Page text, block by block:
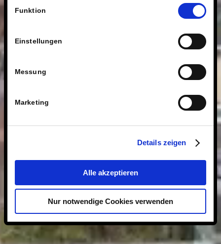
Technologien.
Funktion
Einstellungen
Messung
Marketing
Details zeigen
Alle akzeptieren
Nur notwendige Cookies verwenden